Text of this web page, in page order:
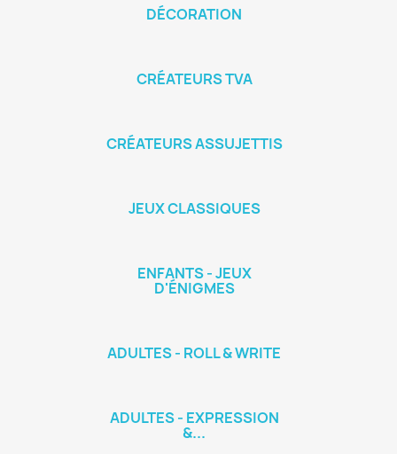
DÉCORATION
CRÉATEURS TVA
CRÉATEURS ASSUJETTIS
JEUX CLASSIQUES
ENFANTS - JEUX
D'ÉNIGMES
ADULTES - ROLL & WRITE
ADULTES - EXPRESSION
&...